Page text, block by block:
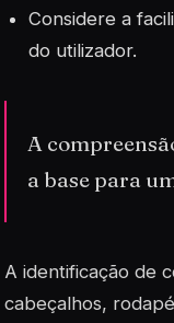
Considere a
do utilizador.
A
a base para
A identificação de
cabeçalhos,